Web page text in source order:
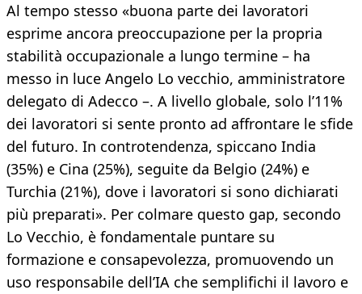
Al tempo stesso «buona parte dei lavoratori
esprime ancora preoccupazione per la propria
stabilità occupazionale a lungo termine – ha
messo in luce Angelo Lo vecchio, amministratore
delegato di Adecco –. A livello globale, solo l’11%
dei lavoratori si sente pronto ad affrontare le sfide
del futuro. In controtendenza, spiccano India
(35%) e Cina (25%), seguite da Belgio (24%) e
Turchia (21%), dove i lavoratori si sono dichiarati
più preparati». Per colmare questo gap, secondo
Lo Vecchio, è fondamentale puntare su
formazione e consapevolezza, promuovendo un
uso responsabile dell’IA che semplifichi il lavoro e